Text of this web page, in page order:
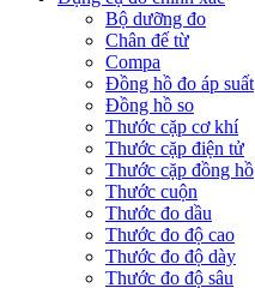
Bộ dưỡng đo
Chân đế từ
Compa
Đồng hồ đo áp suất
Đồng hồ so
Thước cặp cơ khí
Thước cặp điện tử
Thước cặp đồng hồ
Thước cuộn
Thước đo dầu
Thước đo độ cao
Thước đo độ dày
Thước đo độ sâu